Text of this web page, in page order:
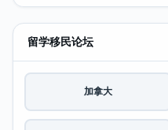
留学移民论坛
加拿大